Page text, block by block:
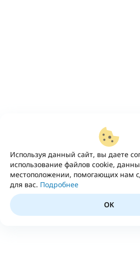
Используя данный сайт, вы даете
использование файлов cookie,
местоположении, помогающих нам
для вас. Подробнее
OK